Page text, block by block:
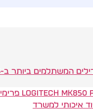
המשתלמים ביותר ב-2026
Logitech MK850
איכותי למשרד